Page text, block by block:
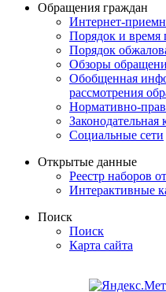
Обращения граждан
Интернет-
Порядок и время
Порядок
Обзоры
Обобщенная
рассмотрения
Нормативно-
Законодательная
Социальные сети
Открытые данные
Реестр наборов
Интерактивные
Поиск
Поиск
Карта сайта